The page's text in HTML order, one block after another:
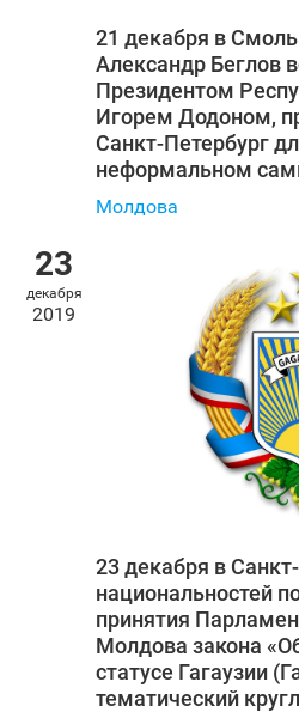
21 декабря в
Александр Беглов
Президентом
Игорем Додоном,
Санкт‑Петербург
неформальном
Молдова
23
декабря
2019
23 декабря в
национальностей
принятия
Молдова закона
статусе Гагаузии
тематический